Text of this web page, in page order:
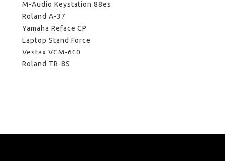
M-Audio Keystation 88es
Roland A-37
Yamaha Reface CP
Laptop Stand Force
Vestax VCM-600
Roland TR-8S